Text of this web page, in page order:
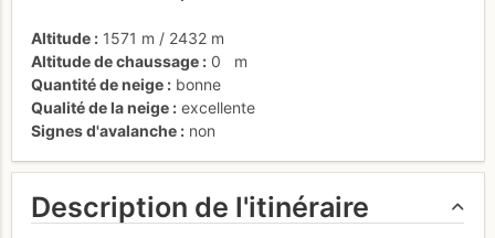
Altitude 1571 m / 2432 m
Altitude de chaussage
0
m
Quantité de neige
bonne
Qualité de la neige
excellente
Signes d'avalanche
non
Description de l'itinéraire